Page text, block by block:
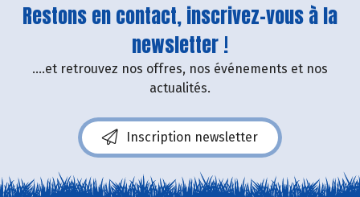
Restons en contact, inscrivez-vous à la
newsletter !
....et retrouvez nos offres, nos événements et nos
actualités.
Inscription newsletter